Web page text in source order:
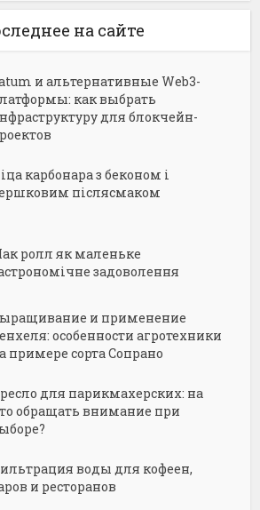
на сайте
и альтернативные Web3-
как выбрать
для блокчейн-
карбонара з беконом і
післясмаком
ролл як маленьке
задоволення
и применение
особенности агротехники
примере сорта Сопрано
для парикмахерских: на
обращать внимание при
воды для кофеен,
и ресторанов